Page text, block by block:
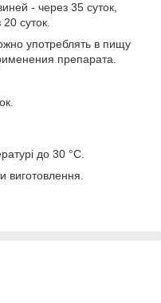
- через 35 суток,
суток.
употреблять в пищу
препарата.
до 30 °С.
виготовлення.